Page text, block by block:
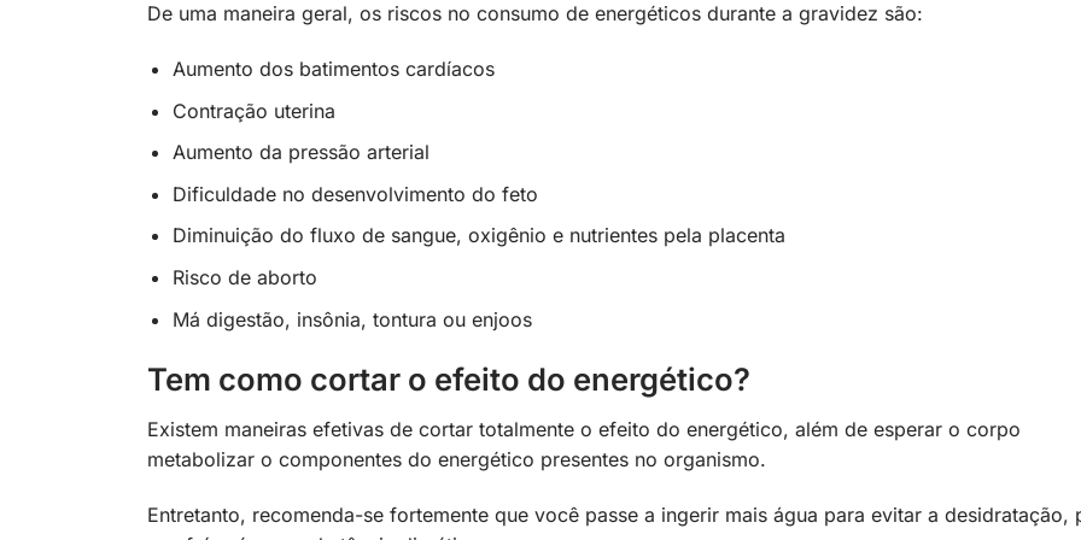
De uma maneira geral, os riscos no consumo de energéticos durante a gravidez são:
Aumento dos batimentos cardíacos
Contração uterina
Aumento da pressão arterial
Dificuldade no desenvolvimento do feto
Diminuição do fluxo de sangue, oxigênio e nutrientes pela placenta
Risco de aborto
Má digestão, insônia, tontura ou enjoos
Tem como cortar o efeito do energético?
Existem maneiras efetivas de cortar totalmente o efeito do energético, além de esperar o corpo
metabolizar o componentes do energético presentes no organismo.
Entretanto, recomenda-se fortemente que você passe a ingerir mais água para evitar a desidratação,